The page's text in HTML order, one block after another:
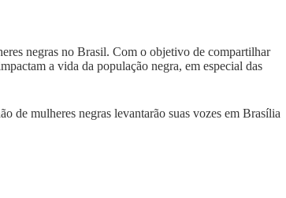
negras no Brasil. Com o objetivo de compartilhar
a vida da população negra, em especial das
de mulheres negras levantarão suas vozes em Brasília